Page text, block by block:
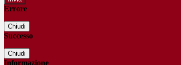
Errore
Chiudi
Successo
Chiudi
Informazione